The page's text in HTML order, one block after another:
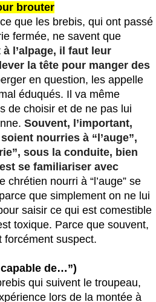
brouter
que les brebis, qui ont passé
fermée, ne savent que
l’alpage, il faut leur
la tête pour manger des
en question, les appelle
éduqués. Il va même
de choisir et de ne pas lui
Souvent, l’important,
nourries à “l’auge”,
sous la conduite, bien
se familiariser avec
chrétien nourri à “l’auge” se
que simplement on ne lui
saisir ce qui est comestible
toxique. Parce que souvent,
forcément suspect.
de…”)
qui suivent le troupeau,
lors de la montée à